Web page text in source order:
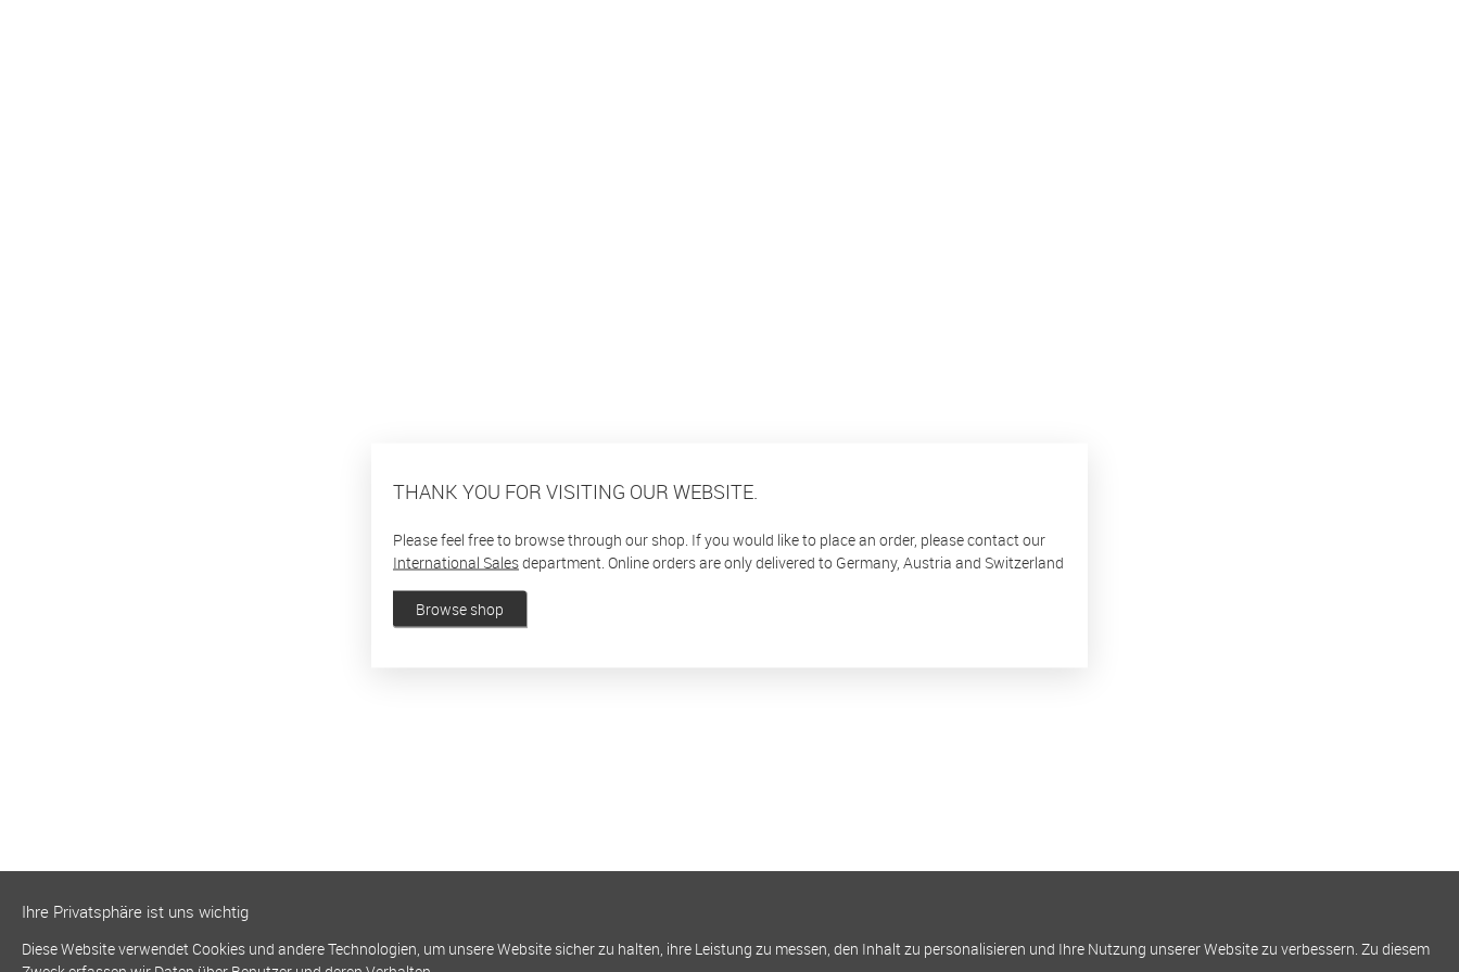
THANK YOU FOR VISITING OUR WEBSITE.
Please feel free to browse through our shop. If you would like to place an order, please contact our
International Salesdepartment. Online orders are only delivered to Germany, Austria and Switzerland
Browse shop
Ihre Privatsphäre ist uns wichtig
Diese Website verwendet Cookies und andere Technologien, um unsere Website sicher zu halten, ihre Leistung zu messen, den Inhalt zu personalisieren und Ihre Nutzung unserer Website zu verbessern. Zu diesem